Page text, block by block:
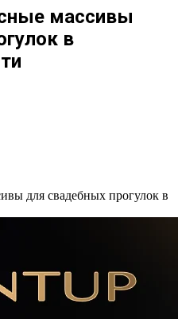
массивы
в
для свадебных прогулок в